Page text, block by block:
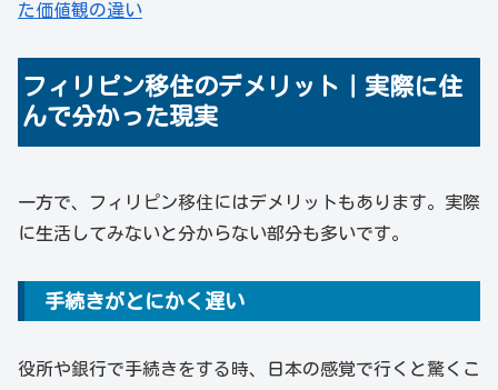
た価値観の違い
フィリピン移住のデメリット｜実際に住
んで分かった現実
一方で、フィリピン移住にはデメリットもあります。実際
に生活してみないと分からない部分も多いです。
手続きがとにかく遅い
役所や銀行で手続きをする時、日本の感覚で行くと驚くこ